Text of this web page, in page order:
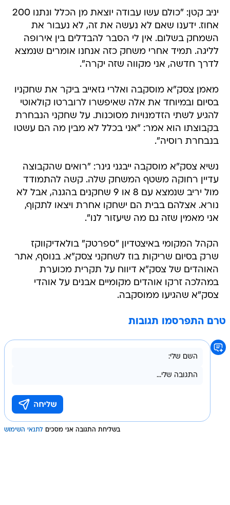
יניב קטן: "כולם עשו עבודה יוצאת מן הכלל ונתנו 200
אחוז. ידענו שאם לא נעשה את זה, לא נעבור את
השמחק בשלום. אין לי הסבר להבדלים בין אירופה
לליגה. תמיד אחרי משחק כזה אנחנו אומרים שנמצא
לדרך חדשה, אני מקווה שזה יקרה".
מאמן צסק"א מוסקבה ואלרי גזאייב ביקר את שחקניו
בסיום ובמיוחד את אלה שאיפשרו לרוברטו קולאוטי
להגיע לשתי הזדמנויות מסוכנות. על שחקני הנבחרת
בקבוצתו הוא אמר: "אני בכלל לא מבין מה הם עשטו
בנבחרת רוסיה".
נשיא צסק"א מוסקבה ייבגני גינר: "רואים שהקבוצה
עדיין רחוקה משטף המשחק שלה. קשה להתמודד
מול יריב שנמצא עם 8 או 9 שחקנים בהגנה, אבל לא
נורא. אצלהם בבית הם ישחקו אחרת ויצאו לתקוף,
אני מאמין שזה גם מה שיעזור לנו".
הקהל המקומי באיצטדיון "ספרטק" בולאדיקווקז
שרק בסיום שריקות בוז לשחקני צסק"א. בנוסף, אתר
האוהדים של צסק"א דיווח על תקרית מכוערת
במהלכה זרקו אוהדים מקומיים אבנים על אוהדי
צסק"א שהגיעו ממוסקבה.
טרם התפרסמו תגובות
בשליחת התגובה אני מסכים לתנאי השימוש